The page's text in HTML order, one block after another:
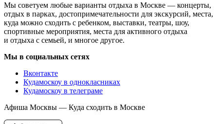
Мы советуем любые варианты отдыха в Москве — концерты,
отдых в парках, достопримечательности для экскурсий, места,
куда можно сходить с ребенком, выставки, театры, шоу,
спортивные мероприятия, места для активного отдыха
и отдыха с семьей, и многое другое.
Мы в социальных сетях
Вконтакте
Кудамоскоу в однокласниках
Кудамоскоу в телеграме
Афиша Москвы — Куда сходить в Москве